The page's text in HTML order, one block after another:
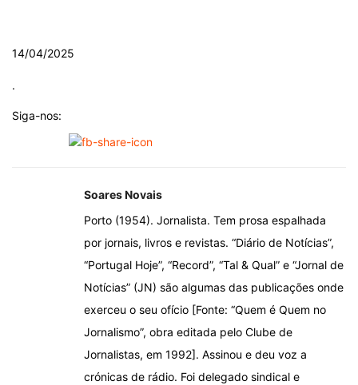
14/04/2025
.
Siga-nos:
Soares Novais
Porto (1954). Jornalista. Tem prosa espalhada
por jornais, livros e revistas. “Diário de Notícias”,
“Portugal Hoje”, “Record”, “Tal & Qual” e “Jornal de
Notícias” (JN) são algumas das publicações onde
exerceu o seu ofício [Fonte: “Quem é Quem no
Jornalismo”, obra editada pelo Clube de
Jornalistas, em 1992]. Assinou e deu voz a
crónicas de rádio. Foi delegado sindical e